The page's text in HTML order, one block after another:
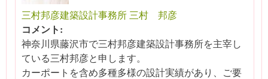
三村邦彦建築設計事務所 三村 邦彦
コメント:
神奈川県藤沢市で三村邦彦建築設計事務所を主宰し
ている三村邦彦と申します。
カーポートを含め多種多様の設計実績があり、ご要